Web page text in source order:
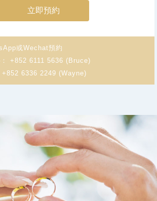
立即預約
或Wechat預約
+852 6111 5636 (Bruce)
+852 6336 2249 (Wayne)